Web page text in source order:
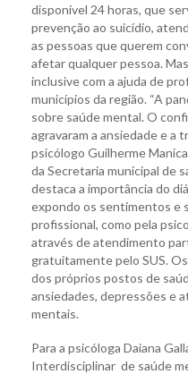
disponível 24 horas, que
prevenção ao suicídio,
as pessoas que querem
afetar qualquer pessoa.
inclusive com a ajuda de
municípios da região. “A
sobre saúde mental. O
agravaram a ansiedade e a
psicólogo Guilherme
da Secretaria municipal de
destaca a importância do
expondo os sentimentos e
profissional, como pela
através de atendimento
gratuitamente pelo SUS.
dos próprios postos de
ansiedades, depressões e
mentais.
Para a psicóloga Daiana
Interdisciplinar de saúde